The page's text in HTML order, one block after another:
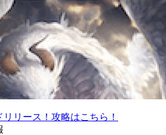
リース！攻略はこちら！